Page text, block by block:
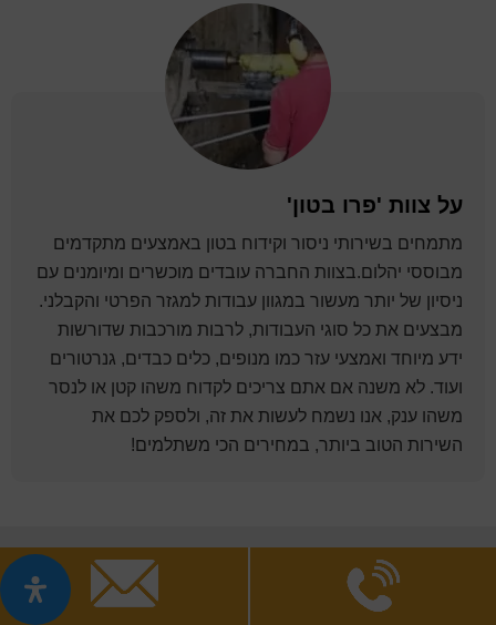
על צוות 'פרו בטון'
מתמחים בשירותי ניסור וקידוח בטון באמצעים מתקדמים
מבוססי יהלום.בצוות החברה עובדים מוכשרים ומיומנים עם
ניסיון של יותר מעשור במגוון עבודות למגזר הפרטי והקבלני.
מבצעים את כל סוגי העבודות, לרבות מורכבות שדורשות
ידע מיוחד ואמצעי עזר כמו מנופים, כלים כבדים, גנרטורים
ועוד. לא משנה אם אתם צריכים לקדוח משהו קטן או לנסר
משהו ענק, אנו נשמח לעשות את זה, ולספק לכם את
השירות הטוב ביותר, במחירים הכי משתלמים!
פרו בטון